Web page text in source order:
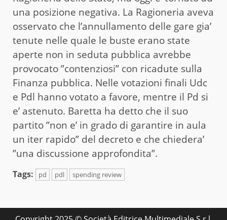
una posizione negativa. La Ragioneria aveva
osservato che l’annullamento delle gare gia’
tenute nelle quale le buste erano state
aperte non in seduta pubblica avrebbe
provocato ”contenziosi” con ricadute sulla
Finanza pubblica. Nelle votazioni finali Udc
e Pdl hanno votato a favore, mentre il Pd si
e’ astenuto. Baretta ha detto che il suo
partito ”non e’ in grado di garantire in aula
un iter rapido” del decreto e che chiedera’
”una discussione approfondita”.
Tags: pd pdl spending review